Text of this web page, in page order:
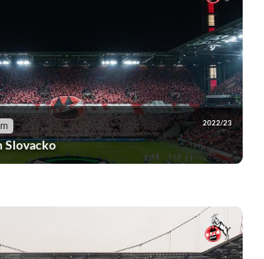
2022/23
Slovacko